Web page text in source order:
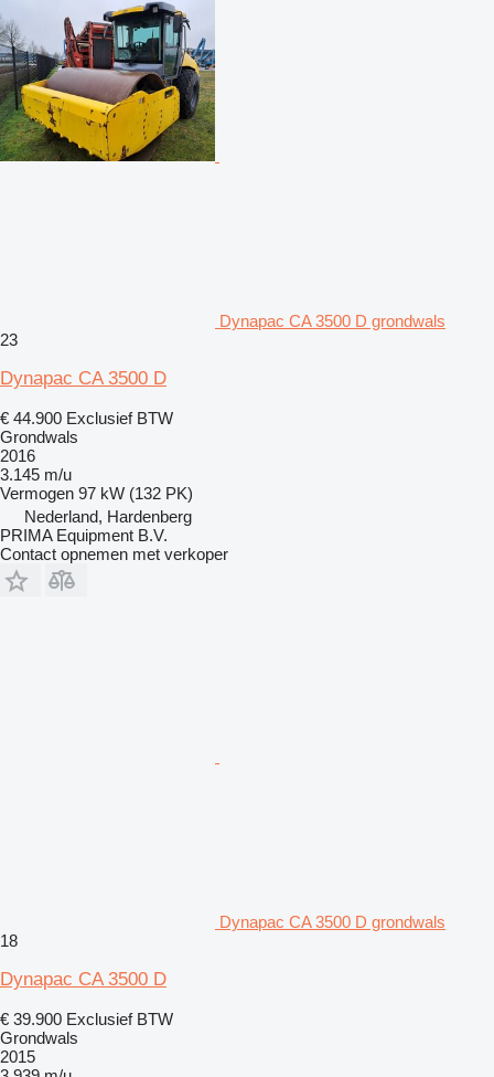
Dynapac CA 3500 D grondwals
23
Dynapac CA 3500 D
€ 44.900 Exclusief BTW
Grondwals
2016
3.145 m/u
Vermogen 97 kW (132 PK)
Nederland, Hardenberg
PRIMA Equipment B.V.
Contact opnemen met verkoper
Dynapac CA 3500 D grondwals
18
Dynapac CA 3500 D
€ 39.900 Exclusief BTW
Grondwals
2015